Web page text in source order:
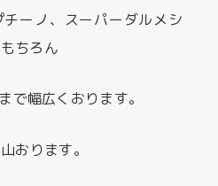
ーノ、スーパーダルメシ
ちろん
幅広くおります。
おります。